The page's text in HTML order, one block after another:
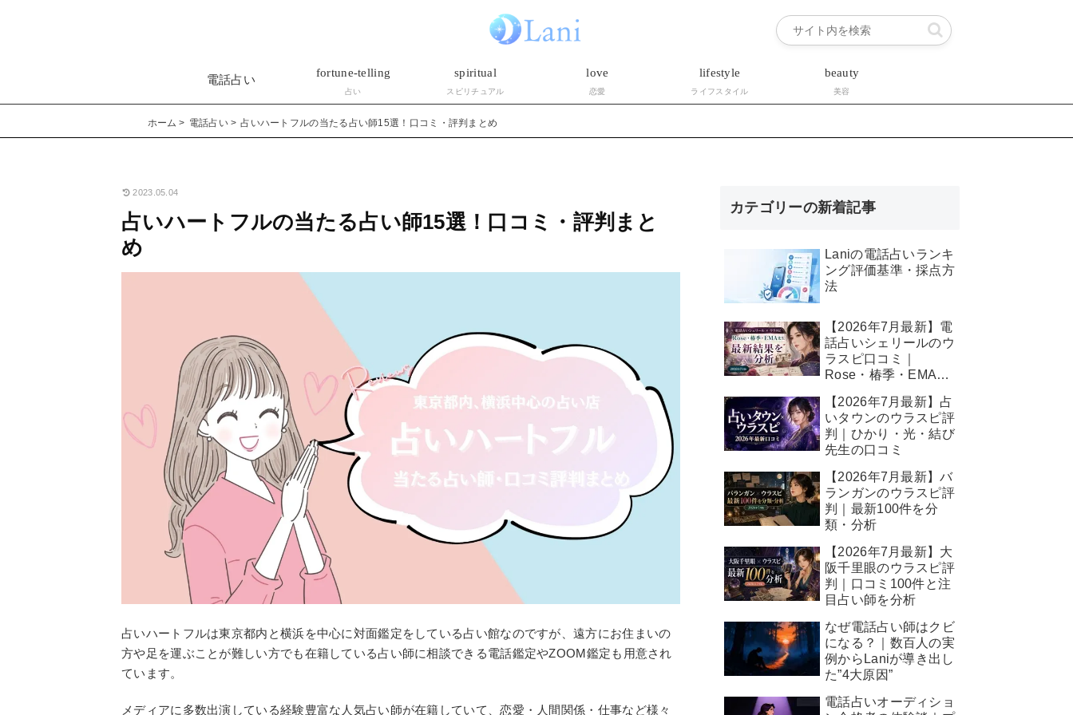
電話占い
fortune-telling
占い
spiritual
スピリチュアル
love
恋愛
lifestyle
ライフスタイル
beauty
美容
ホーム 電話占い 占いハートフルの当たる占い師15選！口コミ・評判まとめ
2023.05.04
占いハートフルの当たる占い師15選！口コミ・評判まと
め
占いハートフルは東京都内と横浜を中心に対面鑑定をしている占い館なのですが、遠方にお住まいの
方や足を運ぶことが難しい方でも在籍している占い師に相談できる電話鑑定やZOOM鑑定も用意され
ています。
メディアに多数出演している経験豊富な人気占い師が在籍していて、恋愛・人間関係・仕事など様々
カテゴリーの新着記事
Laniの電話占いランキ
ング評価基準・採点方
法
【2026年7月最新】電
話占いシェリールのウ
ラスピ口コミ｜
Rose・椿季・EMA先
【2026年7月最新】占
いタウンのウラスピ評
判｜ひかり・光・結び
先生の口コミ
【2026年7月最新】バ
ランガンのウラスピ評
判｜最新100件を分
類・分析
【2026年7月最新】大
阪千里眼のウラスピ評
判｜口コミ100件と注
目占い師を分析
なぜ電話占い師はクビ
になる？｜数百人の実
例からLaniが導き出し
た”4大原因”
電話占いオーディショ